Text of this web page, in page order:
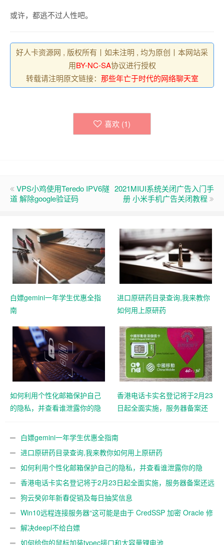
或许，都逃不过人性吧。
好人卡资源网 , 版权所有丨如未注明 , 均为原创丨本网站采
用BY-NC-SA协议进行授权
转载请注明原文链接： 那些年亡于时代的网络聊天室
喜欢 (1)
VPS小鸡使用Teredo IPV6隧
道 解除google验证码
2021MIUI系统关闭广告入门手
册 小米手机广告关闭教程
白嫖gemini一年学生优惠全指
南
进口原研药目录查询,我来教你
如何用上原研药
如何利用个性化邮箱保护自己
的隐私，并查看谁泄露你的隐
香港电话卡实名登记将于2月23
日起全面实施，服务器备案还
白嫖gemini一年学生优惠全指南
进口原研药目录查询,我来教你如何用上原研药
如何利用个性化邮箱保护自己的隐私，并查看谁泄露你的隐
私 香港电话卡实名登记将于2月23日起全面实施，服务器备案还远
吗？狗云癸卯年新春促销及每日抽奖信息
Win10远程连接服务器“这可能是由于 CredSSP 加密 Oracle 修
正”解决办法
解决deepl不给白嫖
如何给你的鼠标加装typec接口和大容量锂电池